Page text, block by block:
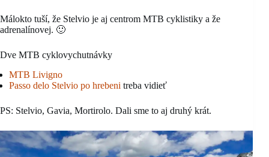
Málokto tuší, že Stelvio je aj centrom MTB cyklistiky a že
adrenalínovej. 🙂
Dve MTB cyklovychutnávky
MTB Livigno
Passo delo Stelvio po hrebeni treba vidieť
PS: Stelvio, Gavia, Mortirolo. Dali sme to aj druhý krát.